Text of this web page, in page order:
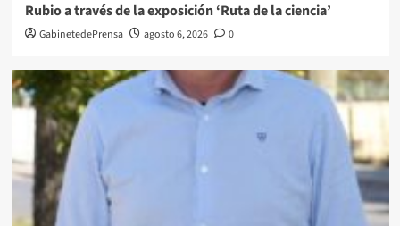
Rubio a través de la exposición ‘Ruta de la ciencia’
GabinetedePrensa agosto 6, 2026 0